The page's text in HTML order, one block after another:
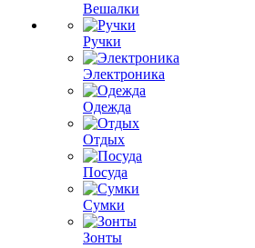
Вешалки
Ручки
Электроника
Одежда
Отдых
Посуда
Сумки
Зонты